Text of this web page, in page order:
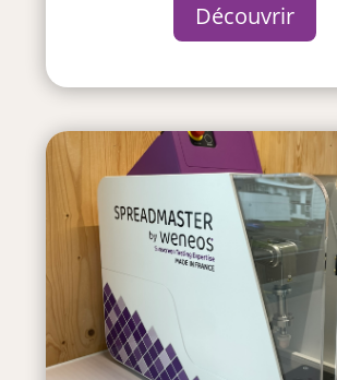
Découvrir